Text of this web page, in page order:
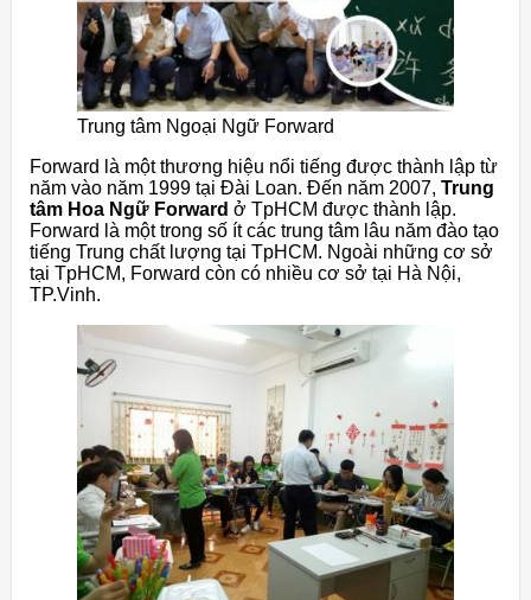
Trung tâm Ngoại Ngữ Forward
Forward là một thương hiệu nổi tiếng được thành lập từ
năm vào năm 1999 tại Đài Loan. Đến năm 2007, Trung
tâm Hoa Ngữ Forward ở TpHCM được thành lập.
Forward là một trong số ít các trung tâm lâu năm đào tạo
tiếng Trung chất lượng tại TpHCM. Ngoài những cơ sở
tại TpHCM, Forward còn có nhiều cơ sở tại Hà Nội,
TP.Vinh.